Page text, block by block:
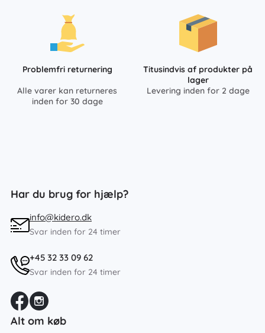
Problemfri returnering
Alle varer kan returneres
inden for 30 dage
Titusindvis af produkter på
lager
Levering inden for 2 dage
Har du brug for hjælp?
info@kidero.dk
Svar inden for 24 timer
+45 32 33 09 62
Svar inden for 24 timer
Alt om køb